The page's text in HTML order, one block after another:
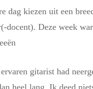
dag kiezen uit een
docent). Deze week
gitarist had
heel lang. Ik deed